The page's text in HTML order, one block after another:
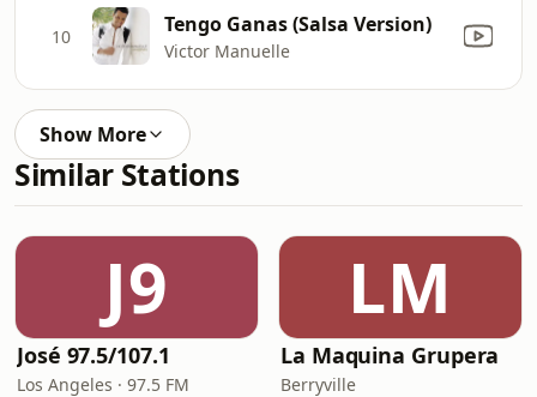
10 Tengo Ganas (Salsa Version)
Victor Manuelle
Show More
Similar Stations
J9
José 97.5/107.1
Los Angeles · 97.5 FM
LM
La Maquina Grupera
Berryville